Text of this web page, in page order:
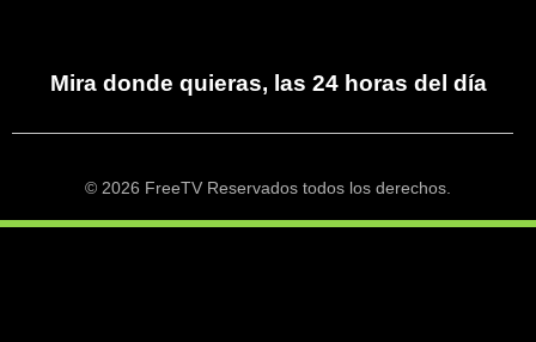
Mira donde quieras, las 24 horas del día
© 2026 FreeTV Reservados todos los derechos.